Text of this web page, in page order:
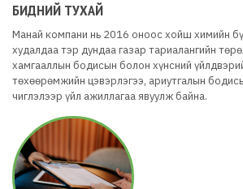
БИДНИЙ ТУХАЙ
Манай компани нь 2016 оноос хойш химийн
худалдаа тэр дундаа газар тариалангийн
хамгааллын бодисын болон хүнсний
төхөөрөмжийн цэвэрлэгээ, ариутгалын
чиглэлээр үйл ажиллагаа явуулж байна.